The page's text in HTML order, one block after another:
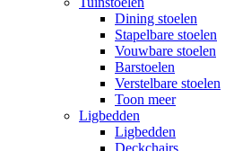
Dining stoelen
Stapelbare stoelen
Vouwbare stoelen
Barstoelen
Verstelbare stoelen
Toon meer
Ligbedden
Ligbedden
Deckchairs